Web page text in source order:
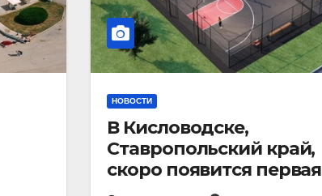
НОВОСТИ
В Кисловодске,
Ставропольский край,
скоро появится первая
«умная площадка».